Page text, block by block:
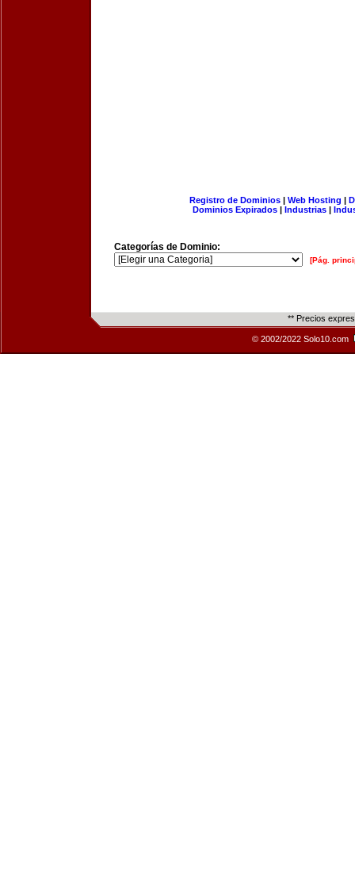
Registro de Dominios| Web Hosting |
Dominios Expirados | Industrias |
Categorías de Dominio:
[Pág.
** Precios
© 2002/2022 Solo10.com